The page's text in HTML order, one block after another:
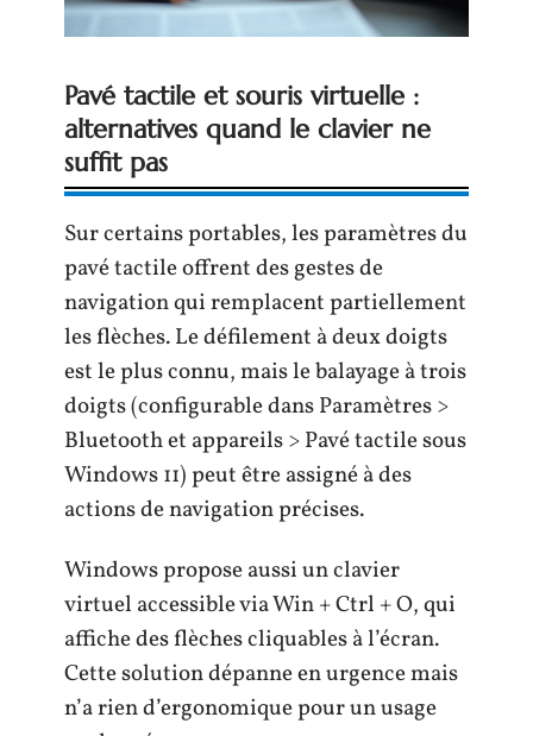
Pavé tactile et souris virtuelle :
alternatives quand le clavier ne
suffit pas
Sur certains portables, les paramètres du
pavé tactile offrent des gestes de
navigation qui remplacent partiellement
les flèches. Le défilement à deux doigts
est le plus connu, mais le balayage à trois
doigts (configurable dans Paramètres >
Bluetooth et appareils > Pavé tactile sous
Windows 11) peut être assigné à des
actions de navigation précises.
Windows propose aussi un clavier
virtuel accessible via Win + Ctrl + O, qui
affiche des flèches cliquables à l’écran.
Cette solution dépanne en urgence mais
n’a rien d’ergonomique pour un usage